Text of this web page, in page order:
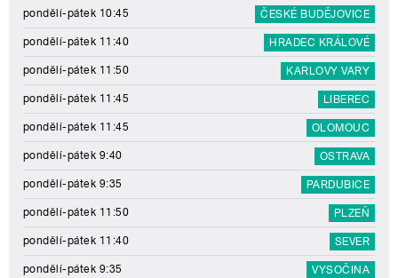
pondělí-pátek 10:45 ČESKÉ BUDĚJOVICE
pondělí-pátek 11:40 HRADEC KRÁLOVÉ
pondělí-pátek 11:50 KARLOVY VARY
pondělí-pátek 11:45 LIBEREC
pondělí-pátek 11:45 OLOMOUC
pondělí-pátek 9:40 OSTRAVA
pondělí-pátek 9:35 PARDUBICE
pondělí-pátek 11:50 PLZEŇ
pondělí-pátek 11:40 SEVER
pondělí-pátek 9:35 VYSOČINA